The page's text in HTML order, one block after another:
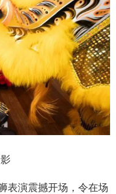
表演震撼开场，令在场